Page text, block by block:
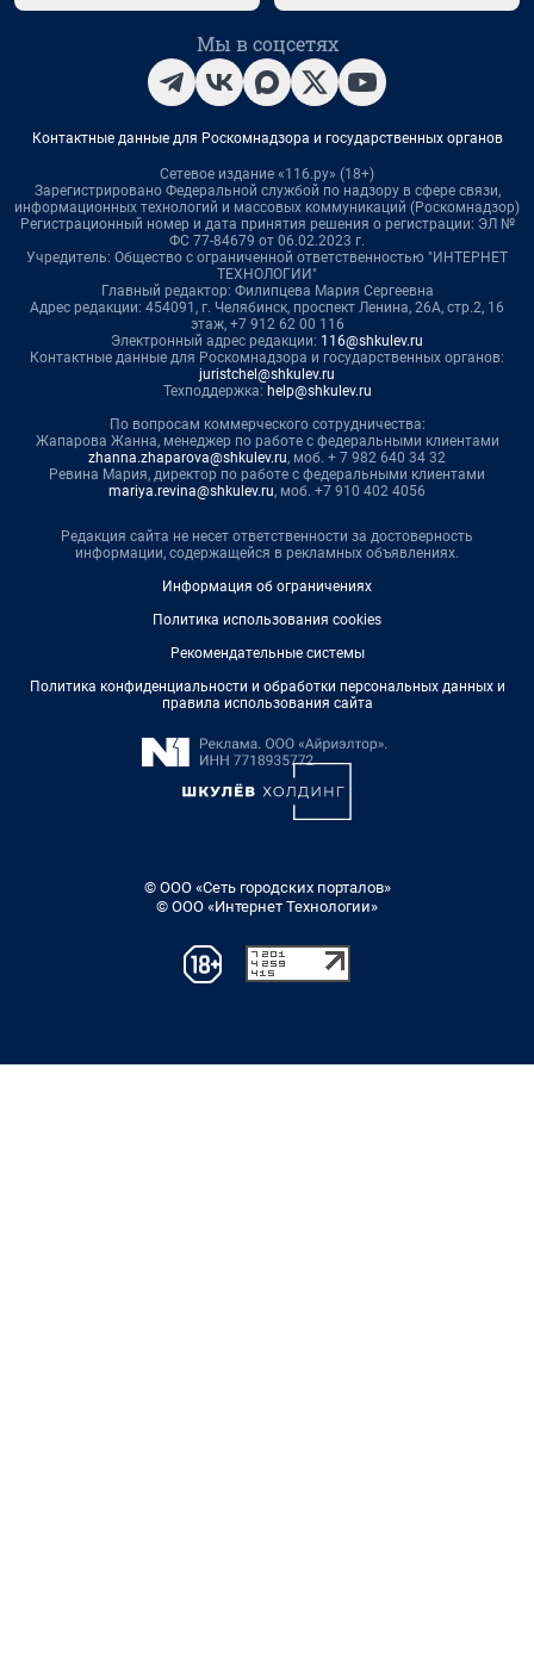
Мы в соцсетях
Контактные данные для Роскомнадзора и государственных органов
Сетевое издание «116.ру» (18+)
Зарегистрировано Федеральной службой по надзору в сфере связи,
информационных технологий и массовых коммуникаций (Роскомнадзор)
Регистрационный номер и дата принятия решения о регистрации: ЭЛ №
ФС 77-84679 от 06.02.2023 г.
Учредитель: Общество с ограниченной ответственностью "ИНТЕРНЕТ
ТЕХНОЛОГИИ"
Главный редактор: Филипцева Мария Сергеевна
Адрес редакции: 454091, г. Челябинск, проспект Ленина, 26А, стр.2, 16
этаж, +7 912 62 00 116
Электронный адрес редакции: 116@shkulev.ru
Контактные данные для Роскомнадзора и государственных органов:
juristchel@shkulev.ru
Техподдержка: help@shkulev.ru
По вопросам коммерческого сотрудничества:
Жапарова Жанна, менеджер по работе с федеральными клиентами
zhanna.zhaparova@shkulev.ru, моб. + 7 982 640 34 32
Ревина Мария, директор по работе с федеральными клиентами
mariya.revina@shkulev.ru, моб. +7 910 402 4056
Редакция сайта не несет ответственности за достоверность
информации, содержащейся в рекламных объявлениях.
Информация об ограничениях
Политика использования cookies
Рекомендательные системы
Политика конфиденциальности и обработки персональных данных и
правила использования сайта
© ООО «Сеть городских порталов»
© ООО «Интернет Технологии»